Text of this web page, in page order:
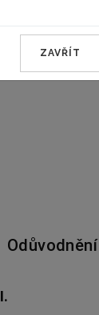
Odůvodnění
I.
ZAVŘÍT